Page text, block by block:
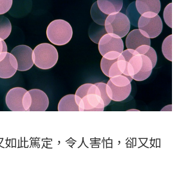
如此篤定，令人害怕，卻又如